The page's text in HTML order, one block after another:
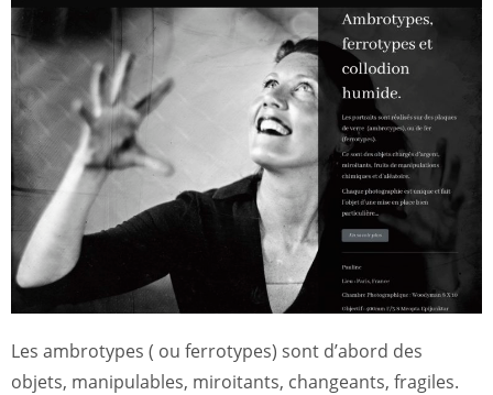
Les ambrotypes ( ou ferrotypes) sont d’abord des
objets, manipulables, miroitants, changeants, fragiles.